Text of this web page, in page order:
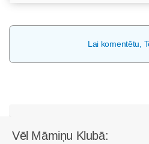
Lai komentētu,
Vēl Māmiņu Klubā: